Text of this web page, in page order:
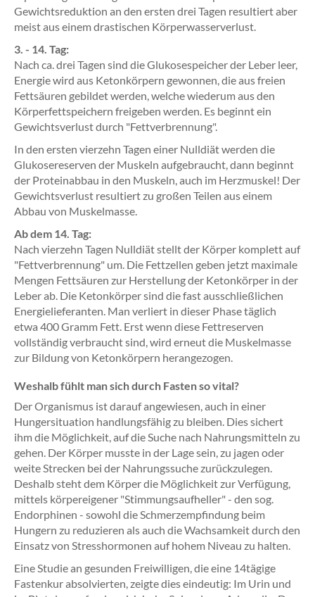
Gewichtsreduktion an den ersten drei Tagen resultiert aber
meist aus einem drastischen Körperwasserverlust.
3. - 14. Tag:
Nach ca. drei Tagen sind die Glukosespeicher der Leber leer,
Energie wird aus Ketonkörpern gewonnen, die aus freien
Fettsäuren gebildet werden, welche wiederum aus den
Körperfettspeichern freigeben werden. Es beginnt ein
Gewichtsverlust durch "Fettverbrennung".
In den ersten vierzehn Tagen einer Nulldiät werden die
Glukosereserven der Muskeln aufgebraucht, dann beginnt
der Proteinabbau in den Muskeln, auch im Herzmuskel! Der
Gewichtsverlust resultiert zu großen Teilen aus einem
Abbau von Muskelmasse.
Ab dem 14. Tag:
Nach vierzehn Tagen Nulldiät stellt der Körper komplett auf
"Fettverbrennung" um. Die Fettzellen geben jetzt maximale
Mengen Fettsäuren zur Herstellung der Ketonkörper in der
Leber ab. Die Ketonkörper sind die fast ausschließlichen
Energielieferanten. Man verliert in dieser Phase täglich
etwa 400 Gramm Fett. Erst wenn diese Fettreserven
vollständig verbraucht sind, wird erneut die Muskelmasse
zur Bildung von Ketonkörpern herangezogen.
Weshalb fühlt man sich durch Fasten so vital?
Der Organismus ist darauf angewiesen, auch in einer
Hungersituation handlungsfähig zu bleiben. Dies sichert
ihm die Möglichkeit, auf die Suche nach Nahrungsmitteln zu
gehen. Der Körper musste in der Lage sein, zu jagen oder
weite Strecken bei der Nahrungssuche zurückzulegen.
Deshalb steht dem Körper die Möglichkeit zur Verfügung,
mittels körpereigener "Stimmungsaufheller" - den sog.
Endorphinen - sowohl die Schmerzempfindung beim
Hungern zu reduzieren als auch die Wachsamkeit durch den
Einsatz von Stresshormonen auf hohem Niveau zu halten.
Eine Studie an gesunden Freiwilligen, die eine 14tägige
Fastenkur absolvierten, zeigte dies eindeutig: Im Urin und